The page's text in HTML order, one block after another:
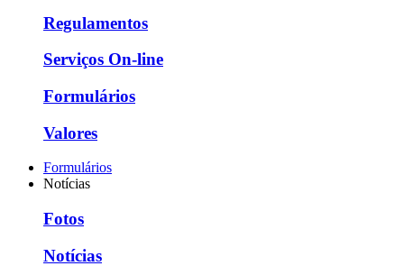
Regulamentos
Serviços On-line
Formulários
Valores
Formulários
Notícias
Fotos
Notícias